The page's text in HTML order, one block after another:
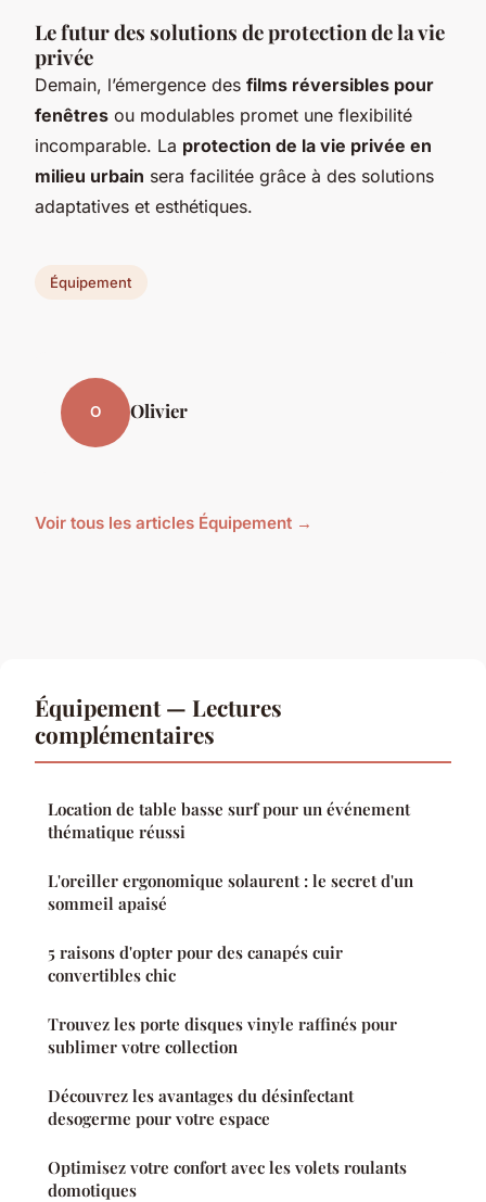
Le futur des solutions de protection de la vie
privée
Demain, l’émergence des films réversibles pour
fenêtres ou modulables promet une flexibilité
incomparable. La protection de la vie privée en
milieu urbain sera facilitée grâce à des solutions
adaptatives et esthétiques.
Équipement
O Olivier
Voir tous les articles Équipement →
Équipement — Lectures
complémentaires
Location de table basse surf pour un événement
thématique réussi
L'oreiller ergonomique solaurent : le secret d'un
sommeil apaisé
5 raisons d'opter pour des canapés cuir
convertibles chic
Trouvez les porte disques vinyle raffinés pour
sublimer votre collection
Découvrez les avantages du désinfectant
desogerme pour votre espace
Optimisez votre confort avec les volets roulants
domotiques